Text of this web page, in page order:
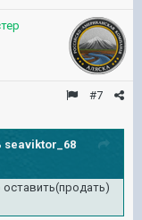
#7
seaviktor_68